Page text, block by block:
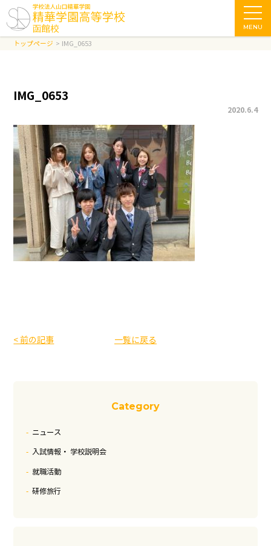
MENU
トップページ IMG_0653
IMG_0653
2020.6.4
< 前の記事 一覧に戻る
Category
ニュース
入試情報・ 学校説明会
就職活動
研修旅行